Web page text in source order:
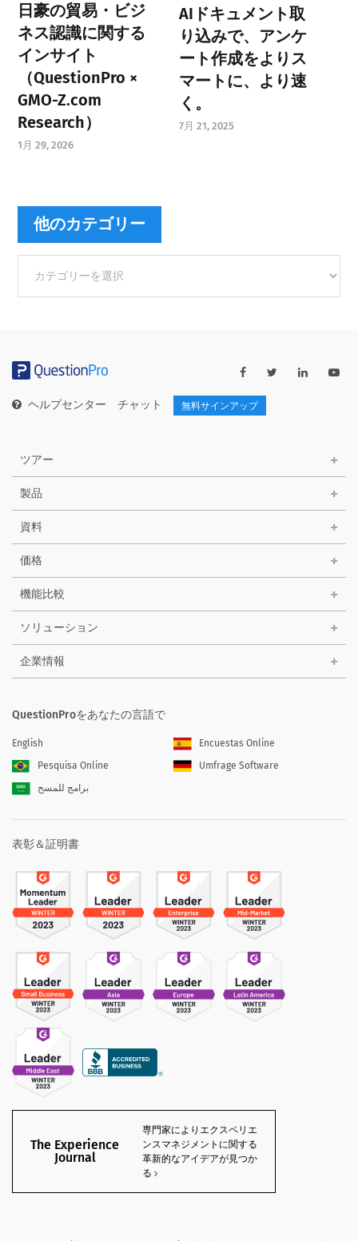
日豪の貿易・ビジ
ネス認識に関する
インサイト
（QuestionPro ×
GMO-Z.com
Research）
1月 29, 2026
AIドキュメント取
り込みで、アンケ
ート作成をよりス
マートに、より速
く。
7月 21, 2025
他のカテゴリー
カ
ー
ヘルプセンター チャット 無料サインアップ
ツアー
製品
資料
価格
機能比較
ソリューション
企業情報
QuestionProをあなたの言語で
English
Encuestas Online
Pesquisa Online
Umfrage Software
برامج للمسح
表彰＆証明書
The Experience
Journal
専門家によりエクスペリエ
ンスマネジメントに関する
革新的なアイデアが見つか
る